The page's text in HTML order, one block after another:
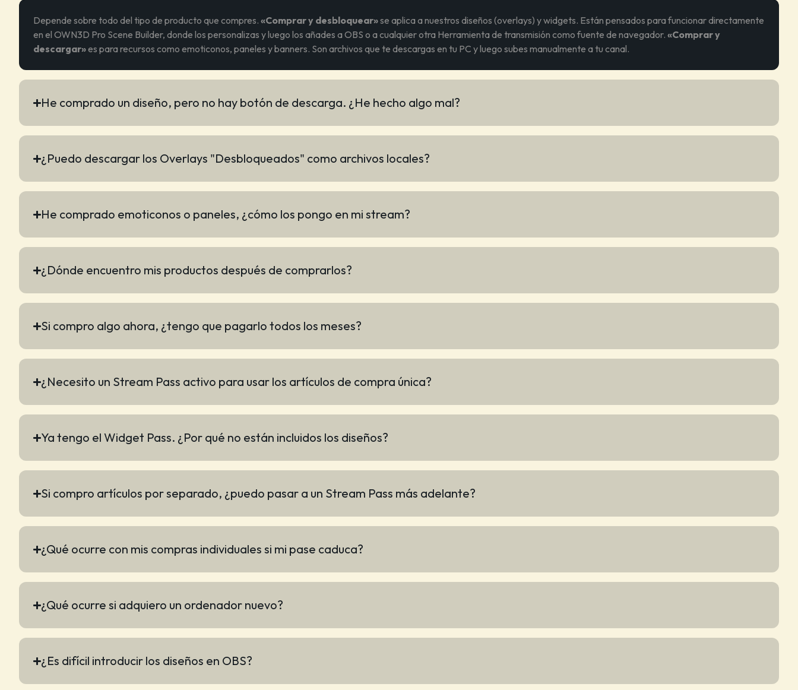
Depende sobre todo del tipo de producto que compres. «Comprar y desbloquear»se aplica a nuestros diseños (overlays) y widgets. Están pensados para funcionar directamente
en el OWN3D Pro Scene Builder, donde los personalizas y luego los añades a OBS o a cualquier otra Herramienta de transmisión como fuente de navegador. «Comprar y
descargar»es para recursos como emoticonos, paneles y banners. Son archivos que te descargas en tu PC y luego subes manualmente a tu canal.
He comprado un diseño, pero no hay botón de descarga. ¿He hecho algo mal?
¿Puedo descargar los Overlays "Desbloqueados" como archivos locales?
He comprado emoticonos o paneles, ¿cómo los pongo en mi stream?
¿Dónde encuentro mis productos después de comprarlos?
Si compro algo ahora, ¿tengo que pagarlo todos los meses?
¿Necesito un Stream Pass activo para usar los artículos de compra única?
Ya tengo el Widget Pass. ¿Por qué no están incluidos los diseños?
Si compro artículos por separado, ¿puedo pasar a un Stream Pass más adelante?
¿Qué ocurre con mis compras individuales si mi pase caduca?
¿Qué ocurre si adquiero un ordenador nuevo?
¿Es difícil introducir los diseños en OBS?